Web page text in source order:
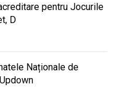
pentru Jocurile
D
Naționale de